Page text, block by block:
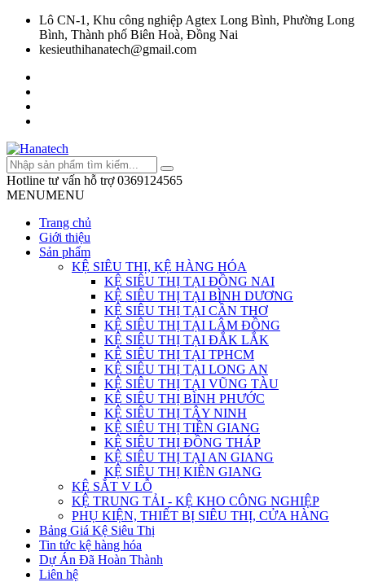
Lô CN-1, Khu công nghiệp Agtex Long Bình, Phường Long
Bình, Thành phố Biên Hoà, Đồng Nai
kesieuthihanatech@gmail.com
Hotline tư vấn hỗ trợ 0369124565
MENUMENU
Trang chủ
Giới thiệu
Sản phẩm
KỆ SIÊU THỊ, KỆ HÀNG HÓA
KỆ SIÊU THỊ TẠI ĐỒNG NAI
KỆ SIÊU THỊ TẠI BÌNH DƯƠNG
KỆ SIÊU THỊ TẠI CẦN THƠ
KỆ SIÊU THỊ TẠI LÂM ĐỒNG
KỆ SIÊU THỊ TẠI ĐẮK LẮK
KỆ SIÊU THỊ TẠI TPHCM
KỆ SIÊU THỊ TẠI LONG AN
KỆ SIÊU THỊ TẠI VŨNG TÀU
KỆ SIÊU THỊ BÌNH PHƯỚC
KỆ SIÊU THỊ TÂY NINH
KỆ SIÊU THỊ TIỀN GIANG
KỆ SIÊU THỊ ĐỒNG THÁP
KỆ SIÊU THỊ TẠI AN GIANG
KỆ SIÊU THỊ KIÊN GIANG
KỆ SẮT V LỖ
KỆ TRUNG TẢI - KỆ KHO CÔNG NGHIỆP
PHỤ KIỆN, THIẾT BỊ SIÊU THỊ, CỬA HÀNG
Bảng Giá Kệ Siêu Thị
Tin tức kệ hàng hóa
Dự Án Đã Hoàn Thành
Liên hệ